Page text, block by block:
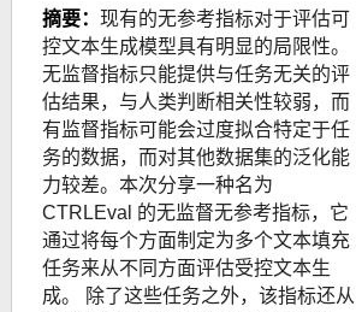
摘要： 现有的无参考指标对于评估可
控文本生成模型具有明显的局限性。
无监督指标只能提供与任务无关的评
估结果，与人类判断相关性较弱，而
有监督指标可能会过度拟合特定于任
务的数据，而对其他数据集的泛化能
力较差。 本次分享一种名为
CTRLEval 的无监督无参考指标，它
通过将每个方面制定为多个文本填充
任务来从不同方面评估受控文本生
成。 除了这些任务之外，该指标还从